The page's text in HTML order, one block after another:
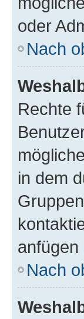
oder
Nach
Rechte
in dem
anfügen
Nach